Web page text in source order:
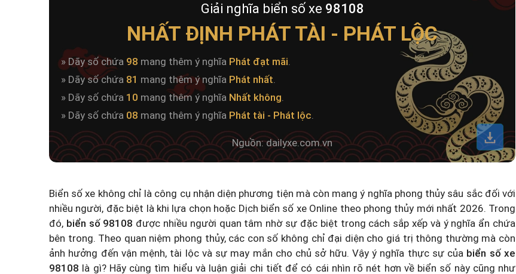
Giải nghĩa biển số xe 98108
NHẤT ĐỊNH PHÁT TÀI - PHÁT LỘC
» Dãy số chứa 98 mang thêm ý nghĩa Phát đạt mãi.
» Dãy số chứa 81 mang thêm ý nghĩa Phát nhất.
» Dãy số chứa 10 mang thêm ý nghĩa Nhất không.
» Dãy số chứa 08 mang thêm ý nghĩa Phát tài - Phát lộc.
Nguồn: dailyxe.com.vn
Biển số xe không chỉ là công cụ nhận diện phương tiện mà còn mang ý nghĩa phong thủy sâu sắc đối với
nhiều người, đặc biệt là khi lựa chọn hoặc Dịch biển số xe Online theo phong thủy mới nhất 2026. Trong
đó, biển số 98108 được nhiều người quan tâm nhờ sự đặc biệt trong cách sắp xếp và ý nghĩa ẩn chứa
bên trong. Theo quan niệm phong thủy, các con số không chỉ đại diện cho giá trị thông thường mà còn
ảnh hưởng đến vận mệnh, tài lộc và sự may mắn cho chủ sở hữu. Vậy ý nghĩa thực sự của biển số xe
98108 là gì? Hãy cùng tìm hiểu và luận giải chi tiết để có cái nhìn rõ nét hơn về biển số này cũng như